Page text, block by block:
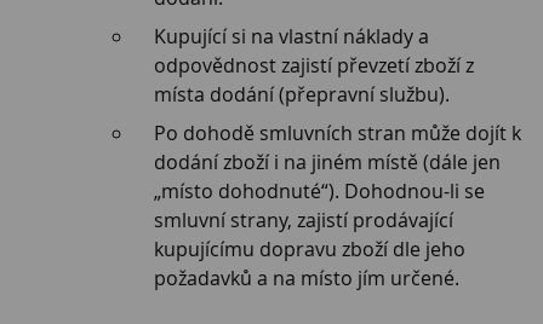
Kupující si na vlastní náklady a
odpovědnost zajistí převzetí zboží z
místa dodání (přepravní službu).
Po dohodě smluvních stran může dojít k
dodání zboží i na jiném místě (dále jen
„místo dohodnuté“). Dohodnou-li se
smluvní strany, zajistí prodávající
kupujícímu dopravu zboží dle jeho
požadavků a na místo jím určené.